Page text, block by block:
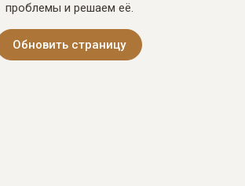
проблемы и решаем её.
Обновить страницу